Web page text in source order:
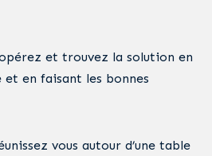
et trouvez la solution en
en faisant les bonnes
vous autour d’une table